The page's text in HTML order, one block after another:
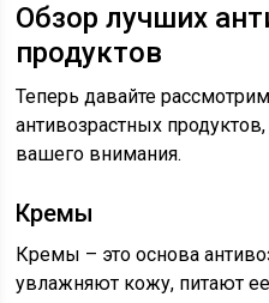
Обзор лучших
продуктов
Теперь давайте
антивозрастных
вашего внимания.
Кремы
Кремы – это основа
увлажняют кожу, питают